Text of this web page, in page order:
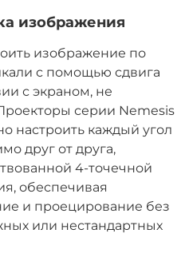
изображения
изображение по
с помощью сдвига
с экраном, не
серии Nemesis
настроить каждый угол
друг от друга,
4-точечной
обеспечивая
и проецирование без
или нестандартных